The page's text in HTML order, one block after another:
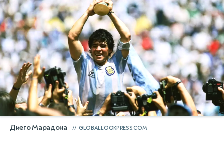
Диего Марадона GLOBALLOOKPRESS.COM